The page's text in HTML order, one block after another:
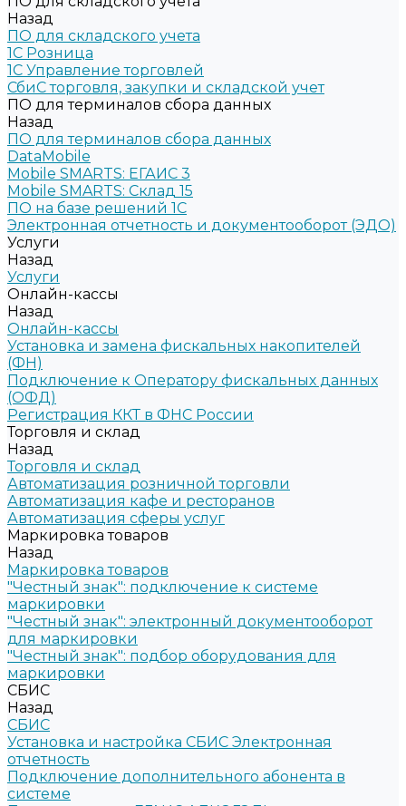
Назад
ПО для складского учета
1C Розница
1С Управление торговлей
СбиС торговля, закупки и складской учет
ПО для терминалов сбора данных
Назад
ПО для терминалов сбора данных
DataMobile
Mobile SMARTS: ЕГАИС 3
Mobile SMARTS: Склад 15
ПО на базе решений 1С
Электронная отчетность и документооборот (ЭДО)
Услуги
Назад
Услуги
Онлайн-кассы
Назад
Онлайн-кассы
Установка и замена фискальных накопителей
(ФН)
Подключение к Оператору фискальных данных
(ОФД)
Регистрация ККТ в ФНС России
Торговля и склад
Назад
Торговля и склад
Автоматизация розничной торговли
Автоматизация кафе и ресторанов
Автоматизация сферы услуг
Маркировка товаров
Назад
Маркировка товаров
"Честный знак": подключение к системе
маркировки
"Честный знак": электронный документооборот
для маркировки
"Честный знак": подбор оборудования для
маркировки
СБИС
Назад
СБИС
Установка и настройка СБИС Электронная
отчетность
Подключение дополнительного абонента в
системе